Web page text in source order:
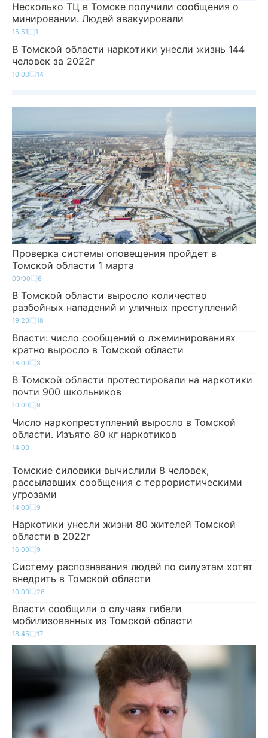
Несколько ТЦ в Томске получили сообщения о
минировании. Людей эвакуировали
15:51 1
В Томской области наркотики унесли жизнь 144
человек за 2022г
10:00 14
Проверка системы оповещения пройдет в
Томской области 1 марта
09:00 6
В Томской области выросло количество
разбойных нападений и уличных преступлений
19:20 18
Власти: число сообщений о лжеминированиях
кратно выросло в Томской области
18:00 3
В Томской области протестировали на наркотики
почти 900 школьников
10:00 9
Число наркопреступлений выросло в Томской
области. Изъято 80 кг наркотиков
14:00
Томские силовики вычислили 8 человек,
рассылавших сообщения с террористическими
угрозами
14:00 9
Наркотики унесли жизни 80 жителей Томской
области в 2022г
16:00 9
Систему распознавания людей по силуэтам хотят
внедрить в Томской области
10:00 26
Власти сообщили о случаях гибели
мобилизованных из Томской области
18:45 17